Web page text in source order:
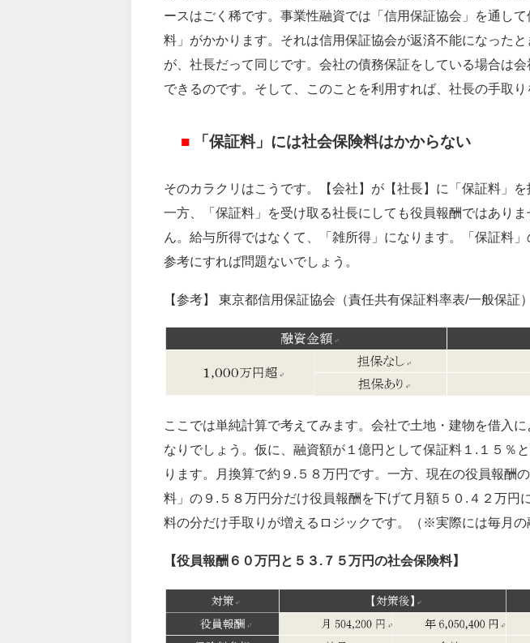
ースはごく稀です。事業性融資では「信用保証協会」を通し
料」がかかります。それは信用保証協会が返済不能になった
が、社長だって同じです。会社の債務保証をしている場合は
できるのです。そして、このことを利用すれば、社長の手取り
■「保証料」には社会保険料はかからない
そのカラクリはこうです。【会社】が【社長】に「保証料」を
一方、「保証料」を受け取る社長にしても役員報酬ではあり
ん。給与所得ではなくて、「雑所得」になります。「保証料
参考にすれば問題ないでしょう。
【参考】 東京都信用保証協会（責任共有保証料率表/一般保証）
ここでは単純計算で考えてみます。会社で土地・建物を借入
なりでしょう。仮に、融資額が１億円として保証料１.１５％
ります。月換算で約９.５８万円です。一方、現在の役員報酬
料」の９.５８万円分だけ役員報酬を下げて月額５０.４２万円
料の分だけ手取りが増えるロジックです。（※実際には毎月の
【役員報酬６０万円と５３.７５万円の社会保険料】